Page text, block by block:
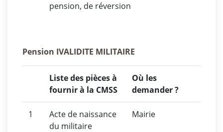
pension, de réversion
Pension IVALIDITE MILITAIRE
Liste des pièces à
fournir à la CMSS
Où les
demander ?
1
Acte de naissance
du militaire
Mairie